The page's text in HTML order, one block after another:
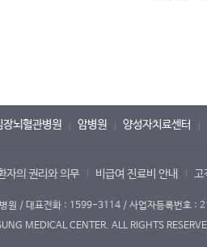
장뇌혈관병원 암병원 양성자치료센터
자의 권리와 의무 비급여 진료비 안내 고
병원 / 대표전화 : 1599-3114 / 사업자등록번호
MEDICAL CENTER. ALL RIGHTS